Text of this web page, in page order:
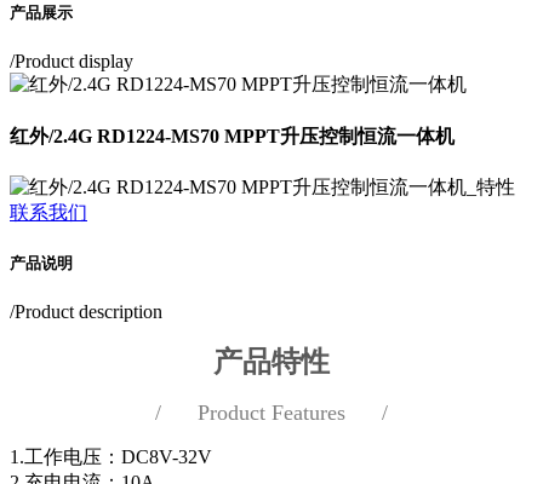
产品展示
/Product display
红外/2.4G RD1224-MS70 MPPT升压控制恒流一体机
联系我们
产品说明
/Product description
产品特性
/ Product Features /
1.工作电压：DC8V-32V